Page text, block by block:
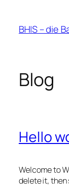
springen
BHIS – die
Blog
Hello
Welcome to
delete it,